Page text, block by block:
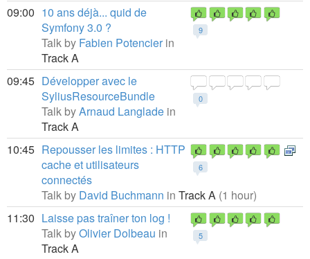
09:00
9
10 ans déjà... quid de
Symfony 3.0 ?
Talk by Fabien Potencier in
Track A
09:45
0
Développer avec le
SyliusResourceBundle
Talk byArnaud Langlade in
Track A
10:45
6
Repousser les limites : HTTP
cache et utilisateurs
connectés
Talk by David Buchmann in Track A (1 hour)
11:30
5
Laisse pas traîner ton log !
Talk byOlivier Dolbeau in
Track A